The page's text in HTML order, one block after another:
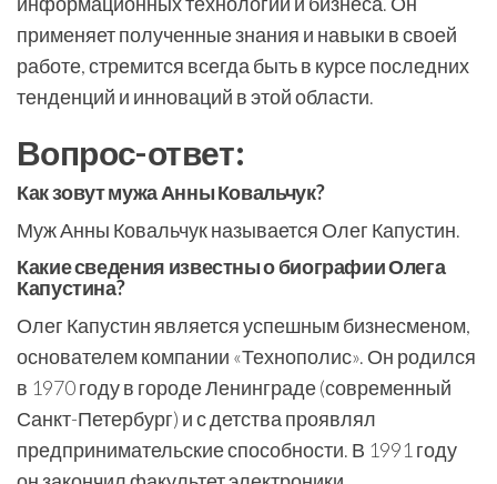
применяет полученные знания и навыки в своей
работе, стремится всегда быть в курсе последних
тенденций и инноваций в этой области.
Вопрос-ответ:
Как зовут мужа Анны Ковальчук?
Муж Анны Ковальчук называется Олег Капустин.
Какие сведения известны о биографии Олега
Капустина?
Олег Капустин является успешным бизнесменом,
основателем компании «Технополис». Он родился
в 1970 году в городе Ленинграде (современный
Санкт-Петербург) и с детства проявлял
предпринимательские способности. В 1991 году